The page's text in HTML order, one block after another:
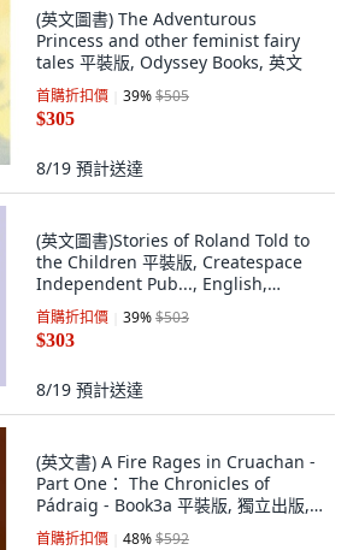
(英文圖書) The Adventurous
Princess and other feminist fairy
tales 平裝版, Odyssey Books, 英文
首購折扣價 39%$505
$305
8/19 預計送達
(英文圖書)Stories of Roland Told to
the Children 平裝版, Createspace
Independent Pub..., English,
Paperback
首購折扣價 39%$503
$303
8/19 預計送達
(英文書) A Fire Rages in Cruachan -
Part One： The Chronicles of
Pádraig - Book3a 平裝版, 獨立出版,
英文
首購折扣價 48%$592